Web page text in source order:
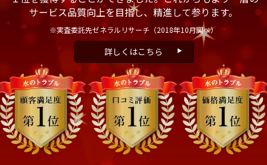
サービス品質向上を目指し、精進して参ります。
※実査委託先ゼネラルリサーチ （2018年10月調べ）
詳しくはこちら